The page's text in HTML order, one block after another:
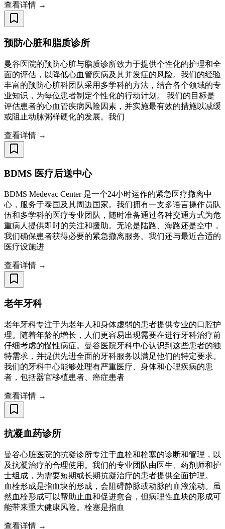
查看详情 →
预防心脏和脂质诊所
曼谷医院的预防心脏与脂质诊所致力于提供个性化的护理和全
面的评估，以降低心血管疾病及其并发症的风险。我们的经验
丰富的预防心脏科团队采用多学科的方法，结合各个领域的专
业知识，为每位患者制定个性化的行动计划。 我们的目标是
评估患者的心血管疾病风险因素，并实施最有效的措施以减缓
或阻止动脉粥样硬化的发展。我们
查看详情 →
BDMS 医疗后送中心
BDMS Medevac Center 是一个24小时运作的紧急医疗撤离中
心，服务于泰国及其周边国家。我们拥有一支多语言操作员队
伍和多学科的医疗专业团队，随时准备通过各种交通方式为危
重病人提供即时的关注和援助。无论是陆路、海路还是空中，
我们确保患者获得必要的紧急撤离服务。我们还与最近合适的
医疗设施进
查看详情 →
老年牙科
老年牙科专注于为老年人和身体虚弱的患者提供专业的口腔护
理。随着年龄的增长，人们更容易出现需要在进行牙科治疗前
仔细考虑的慢性病症。曼谷医院牙科中心认识到这些患者的独
特需求，并提供先进全面的牙科服务以满足他们的特定要求。
我们的牙科中心能够处理有严重医疗、身体和心理疾病的患
者，包括器官移植患者、癌症患者
查看详情 →
抗凝血药诊所
曼谷心脏医院的抗凝诊所专注于血栓和栓塞的诊断和管理，以
及抗凝治疗的合理使用。我们的专业团队由医生、药剂师和护
士组成，为需要短期或长期抗凝治疗的患者提供全面护理。
血栓形成是指血块的形成，会阻碍静脉或动脉的血液流动。虽
然血栓形成可以帮助止血和促进愈合，但病理性血块的形成可
能带来重大健康风险。栓塞是指血
查看详情 →